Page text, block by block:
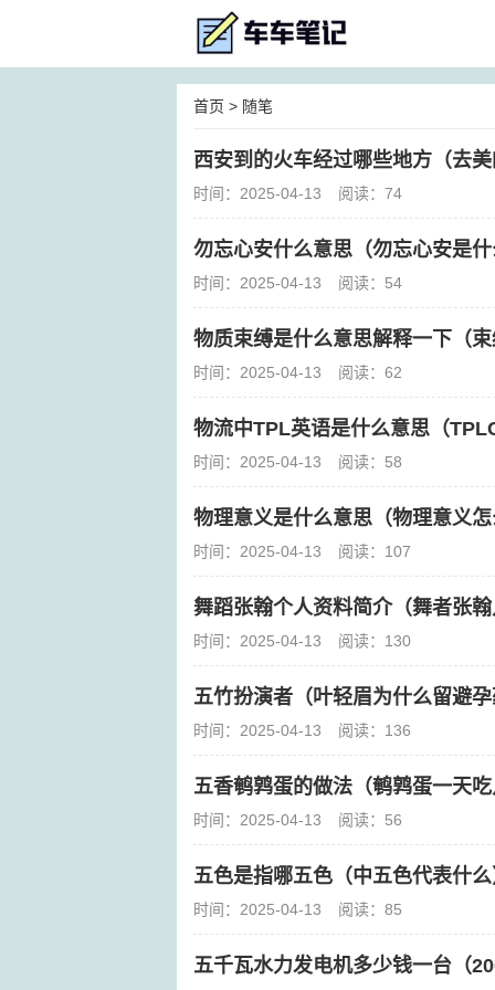
首页 > 随笔
西安到的火车经过哪些地方（去
时间：2025-04-13 阅读：74
勿忘心安什么意思（勿忘心安是
时间：2025-04-13 阅读：54
物质束缚是什么意思解释一下（
时间：2025-04-13 阅读：62
物流中TPL英语是什么意思（
时间：2025-04-13 阅读：58
物理意义是什么意思（物理意义
时间：2025-04-13 阅读：107
舞蹈张翰个人资料简介（舞者张
时间：2025-04-13 阅读：130
五竹扮演者（叶轻眉为什么留避
时间：2025-04-13 阅读：136
五香鹌鹑蛋的做法（鹌鹑蛋一天
时间：2025-04-13 阅读：56
五色是指哪五色（中五色代表什
时间：2025-04-13 阅读：85
五千瓦水力发电机多少钱一台（